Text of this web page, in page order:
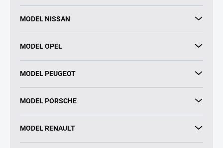
MODEL NISSAN
MODEL OPEL
MODEL PEUGEOT
MODEL PORSCHE
MODEL RENAULT